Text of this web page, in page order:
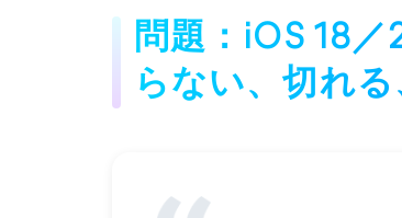
問題：iOS 18
らない、切れる